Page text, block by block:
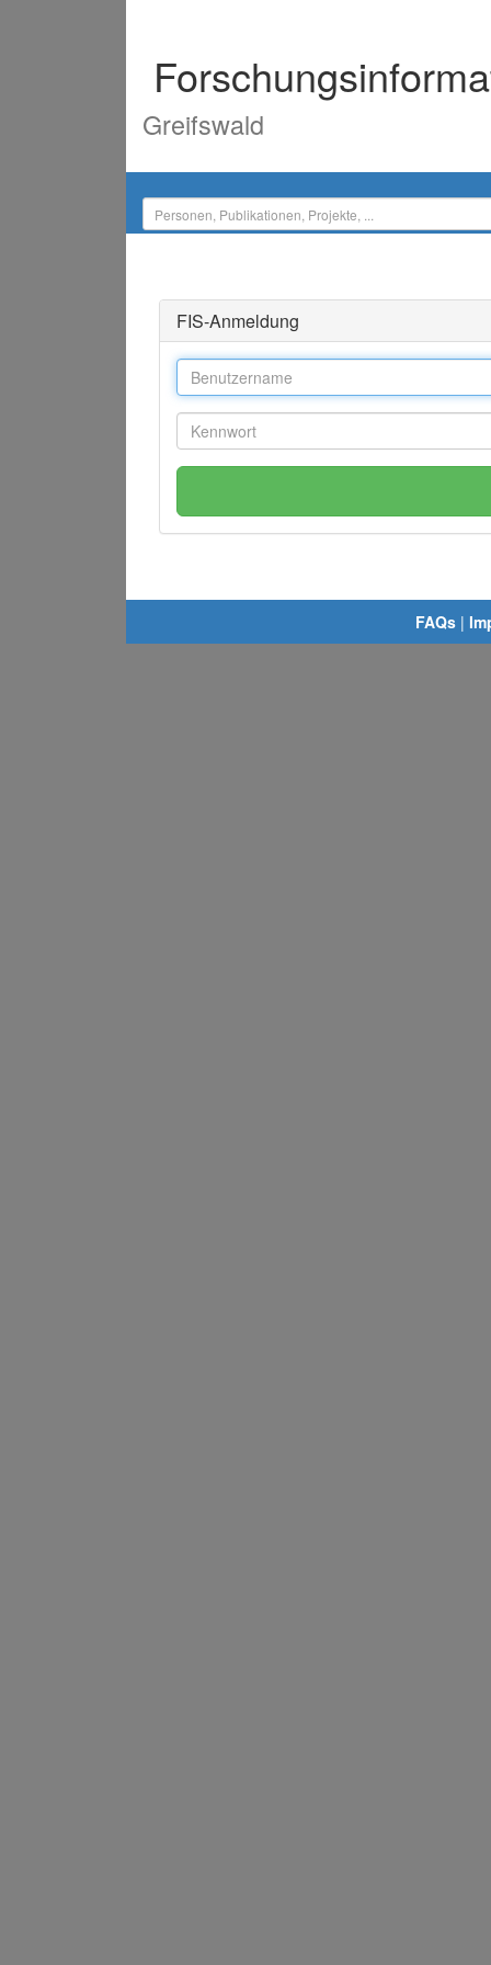
Greifswald
FIS-Anmeldung
FAQs |